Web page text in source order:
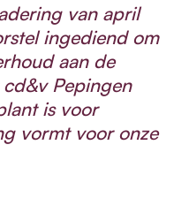
van april
ingediend om
aan de
Pepingen
is voor
vormt voor onze